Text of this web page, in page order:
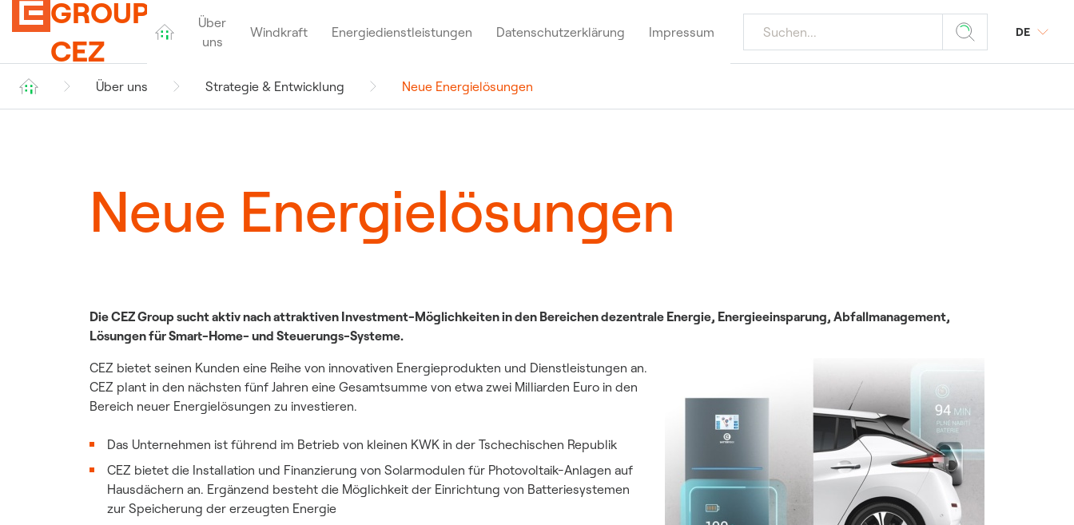
Über uns Strategie & Entwicklung Neue Energielösungen
GROUP
CEZ
Über
uns
Saubere Energie von
morgen
Unsere Position im Markt Unsere Kraftwerke
Aufsichtsrat Prüfungsausschuss Pressemeldungen
Windkraft
Windkraft in Deutschland
Die CEZ Group in
Energiedienstleistungen Datenschutzerklärung Impressum
Impressum Sitz der Hauptverwaltung
DE
Neue Energielösungen
Die CEZ Group sucht aktiv nach attraktiven Investment-Möglichkeiten in den Bereichen dezentrale Energie, Energieeinsparung, Abfallmanagement,
Lösungen für Smart-Home- und Steuerungs-Systeme.
CEZ bietet seinen Kunden eine Reihe von innovativen Energieprodukten und Dienstleistungen an.
CEZ plant in den nächsten fünf Jahren eine Gesamtsumme von etwa zwei Milliarden Euro in den
Bereich neuer Energielösungen zu investieren.
Das Unternehmen ist führend im Betrieb von kleinen KWK in der Tschechischen Republik
CEZ bietet die Installation und Finanzierung von Solarmodulen für Photovoltaik-Anlagen auf
Hausdächern an. Ergänzend besteht die Möglichkeit der Einrichtung von Batteriesystemen
zur Speicherung der erzeugten Energie